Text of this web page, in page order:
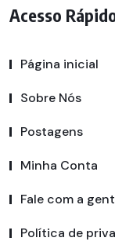
Acesso
Página inicial
Sobre Nós
Postagens
Minha Conta
Fale com a
Política de